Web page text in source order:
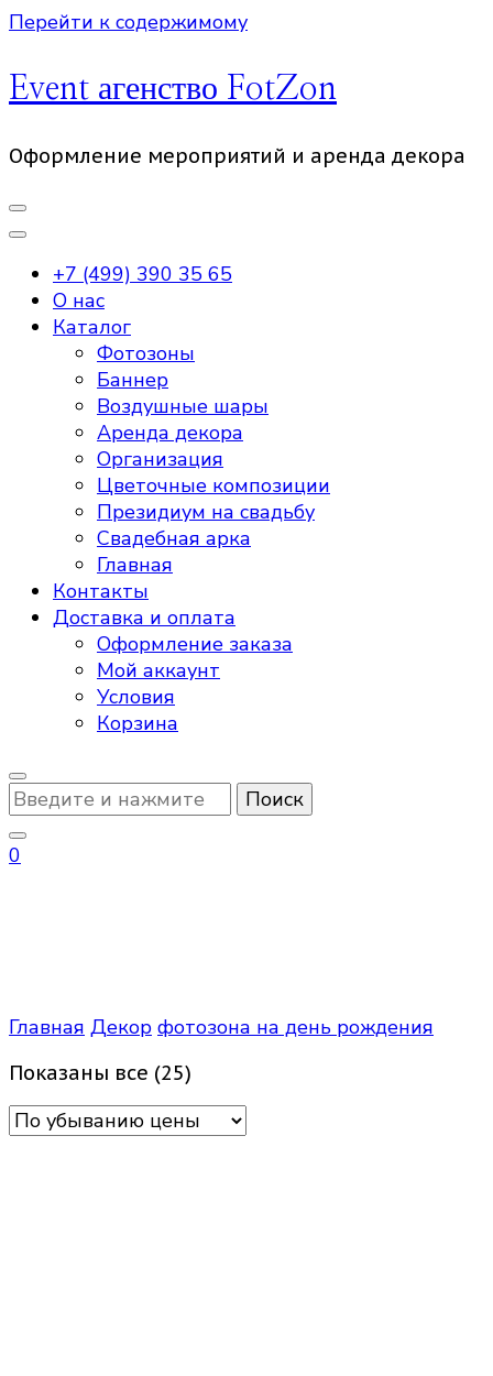
Перейти к содержимому
Event агенство FotZon
Оформление мероприятий и аренда декора
+7 (499) 390 35 65
О нас
Каталог
Фотозоны
Баннер
Воздушные шары
Аренда декора
Организация
Цветочные композиции
Президиум на свадьбу
Свадебная арка
Главная
Контакты
Доставка и оплата
Оформление заказа
Мой аккаунт
Условия
Корзина
Ищите
что-
то?
0
Главная Декор фотозона на день рождения
Показаны все (25)
убыванию